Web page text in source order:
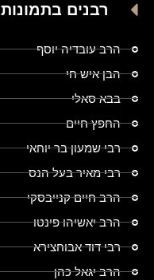
רבנים בתמונות
הרב עובדיה יוסף
הבן איש חי
בבא סאלי
החפץ חיים
רבי שמעון בר יוחאי
רבי מאיר בעל הנס
הרב חיים קנייבסקי
הרב יאשיהו פינטו
רבי דוד אבוחצירא
הרב יגאל כהן